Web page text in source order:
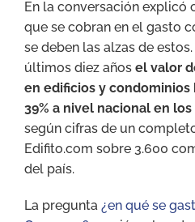
En la conversación explicó
que se cobran en el gasto
se deben las alzas de
últimos diez años el valor
en edificios y condominios
39% a nivel nacional en
según cifras de un
Edifito.com sobre 3.600
del país.
La pregunta ¿en qué se